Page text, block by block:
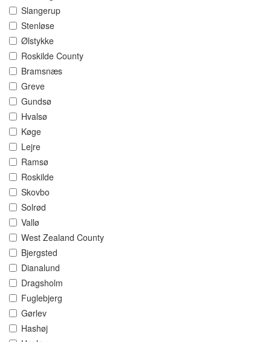
Slangerup
Stenløse
Ølstykke
Roskilde County
Bramsnæs
Greve
Gundsø
Hvalsø
Køge
Lejre
Ramsø
Roskilde
Skovbo
Solrød
Vallø
West Zealand County
Bjergsted
Dianalund
Dragsholm
Fuglebjerg
Gørlev
Hashøj